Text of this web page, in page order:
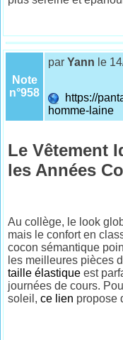
Note
n°958
parYann le
https://
homme-laine
Le Vêtement
les Années
Au collège, le look
mais le confort en
cocon sémantique
les meilleures pièces
taille élastique est
journées de cours.
soleil,ce lien propose